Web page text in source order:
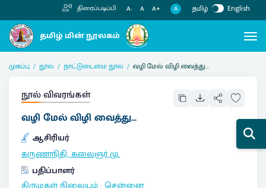
திரைப்படிப்பி A- A A+ A தமிழ் English
முகப்பு நூல் நாட்டுடைமை நூல் வழி மேல் விழி வைத்து...
நூல் விவரங்கள்
வழி மேல் விழி வைத்து...
ஆசிரியர்
கருணாநிதி, கலைஞர் மு.
பதிப்பாளர்